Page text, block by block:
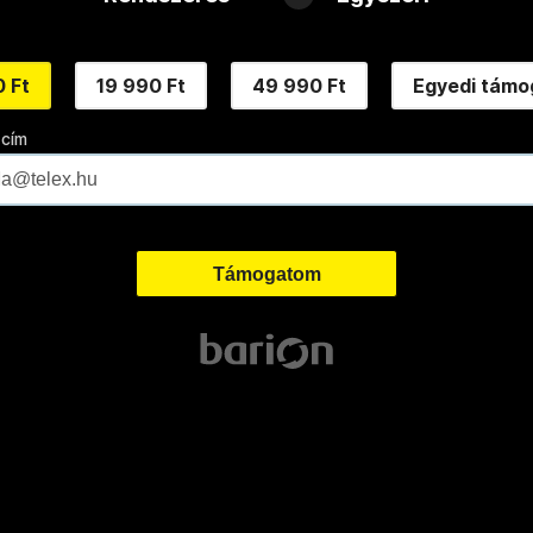
Ft 19 990 Ft 49 990 Ft Egyedi